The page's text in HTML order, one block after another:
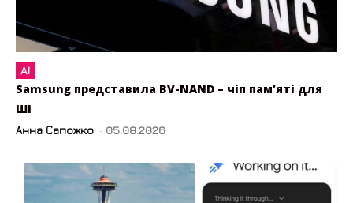
AI
Samsung представила BV-NAND – чіп пам’яті для
ШІ
Анна Сапожко - 05.08.2026